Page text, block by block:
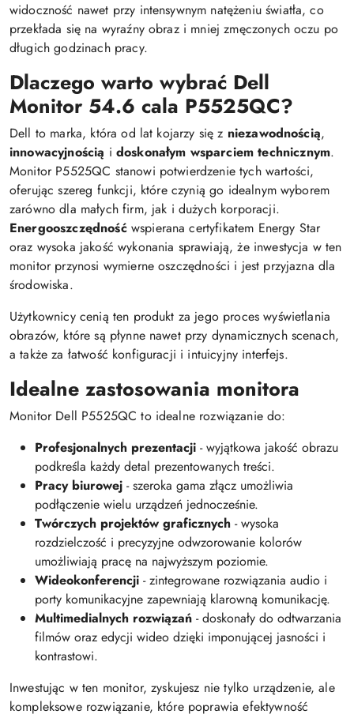
widoczność nawet przy intensywnym natężeniu światła, co
przekłada się na wyraźny obraz i mniej zmęczonych oczu po
długich godzinach pracy.
Dlaczego warto wybrać Dell
Monitor 54.6 cala P5525QC?
Dell to marka, która od lat kojarzy się z niezawodnością,
innowacyjnością i doskonałym wsparciem technicznym.
Monitor P5525QC stanowi potwierdzenie tych wartości,
oferując szereg funkcji, które czynią go idealnym wyborem
zarówno dla małych firm, jak i dużych korporacji.
Energooszczędnośćwspierana certyfikatem Energy Star
oraz wysoka jakość wykonania sprawiają, że inwestycja w ten
monitor przynosi wymierne oszczędności i jest przyjazna dla
środowiska.
Użytkownicy cenią ten produkt za jego proces wyświetlania
obrazów, które są płynne nawet przy dynamicznych scenach,
a także za łatwość konfiguracji i intuicyjny interfejs.
Idealne zastosowania monitora
Monitor Dell P5525QC to idealne rozwiązanie do:
Profesjonalnych prezentacji - wyjątkowa jakość obrazu
podkreśla każdy detal prezentowanych treści.
Pracy biurowej - szeroka gama złącz umożliwia
podłączenie wielu urządzeń jednocześnie.
Twórczych projektów graficznych - wysoka
rozdzielczość i precyzyjne odwzorowanie kolorów
umożliwiają pracę na najwyższym poziomie.
Wideokonferencji - zintegrowane rozwiązania audio i
porty komunikacyjne zapewniają klarowną komunikację.
Multimedialnych rozwiązań - doskonały do odtwarzania
filmów oraz edycji wideo dzięki imponującej jasności i
kontrastowi.
Inwestując w ten monitor, zyskujesz nie tylko urządzenie, ale
kompleksowe rozwiązanie, które poprawia efektywność